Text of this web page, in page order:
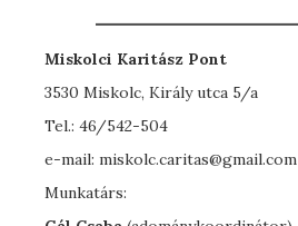
Miskolci Karitász Pont
3530 Miskolc, Király utca 5/a
Tel.: 46/542-504
e-mail: miskolc.caritas@gmail.com
Munkatárs: